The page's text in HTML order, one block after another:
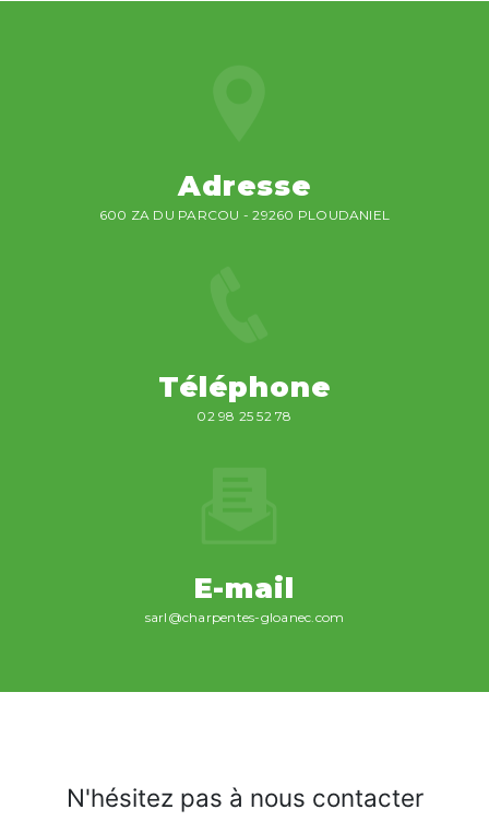
Adresse
600 ZA DU PARCOU - 29260 PLOUDANIEL
Téléphone
02 98 25 52 78
E-mail
sarl@charpentes-gloanec.com
N'hésitez pas à nous contacter